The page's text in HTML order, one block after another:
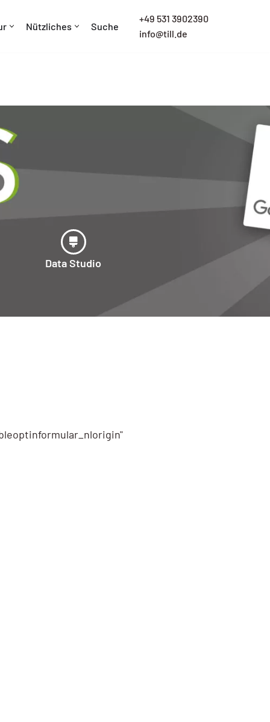
Nützliches Suche
+49 531 3902390
info@till.de
Data Studio